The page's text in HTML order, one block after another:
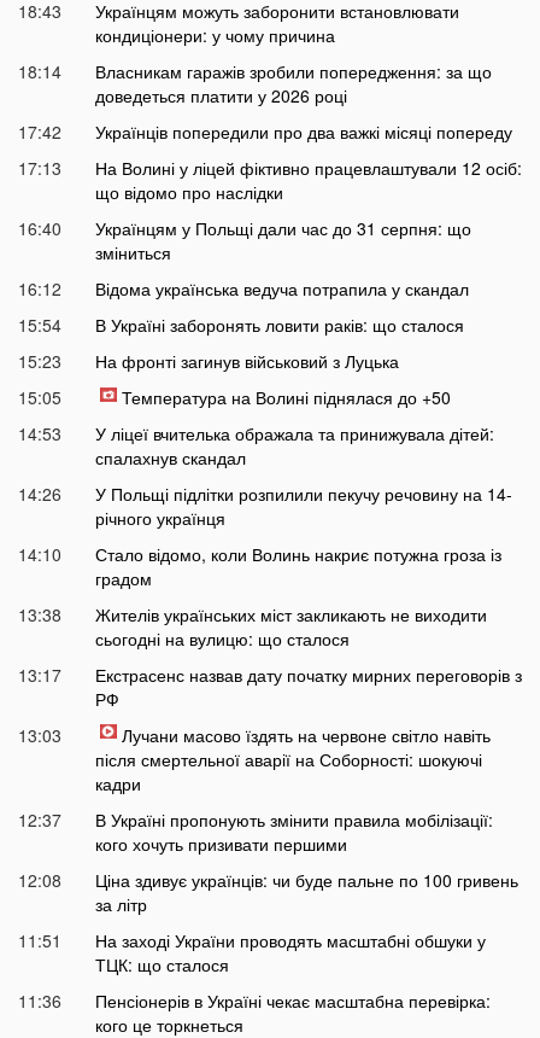
18:43
Українцям можуть заборонити встановлювати
кондиціонери: у чому причина
18:14
Власникам гаражів зробили попередження: за що
доведеться платити у 2026 році
17:42
Українців попередили про два важкі місяці попереду
17:13
На Волині у ліцей фіктивно працевлаштували 12 осіб:
що відомо про наслідки
16:40
Українцям у Польщі дали час до 31 серпня: що
зміниться
16:12
Відома українська ведуча потрапила у скандал
15:54
В Україні заборонять ловити раків: що сталося
15:23
На фронті загинув військовий з Луцька
15:05
Температура на Волині піднялася до +50
14:53
У ліцеї вчителька ображала та принижувала дітей:
спалахнув скандал
14:26
У Польщі підлітки розпилили пекучу речовину на 14-
річного українця
14:10
Стало відомо, коли Волинь накриє потужна гроза із
градом
13:38
Жителів українських міст закликають не виходити
сьогодні на вулицю: що сталося
13:17
Екстрасенс назвав дату початку мирних переговорів з
РФ
13:03
Лучани масово їздять на червоне світло навіть
після смертельної аварії на Соборності: шокуючі
кадри
12:37
В Україні пропонують змінити правила мобілізації:
кого хочуть призивати першими
12:08
Ціна здивує українців: чи буде пальне по 100 гривень
за літр
11:51
На заході України проводять масштабні обшуки у
ТЦК: що сталося
11:36
Пенсіонерів в Україні чекає масштабна перевірка:
кого це торкнеться